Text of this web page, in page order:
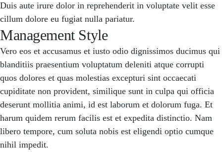
Duis aute irure dolor in reprehenderit in voluptate velit esse
cillum dolore eu fugiat nulla pariatur.
Management Style
Vero eos et accusamus et iusto odio dignissimos ducimus qui
blanditiis praesentium voluptatum deleniti atque corrupti
quos dolores et quas molestias excepturi sint occaecati
cupiditate non provident, similique sunt in culpa qui officia
deserunt mollitia animi, id est laborum et dolorum fuga. Et
harum quidem rerum facilis est et expedita distinctio. Nam
libero tempore, cum soluta nobis est eligendi optio cumque
nihil impedit.